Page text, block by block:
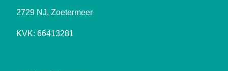
2729 NJ, Zoetermeer
KVK: 66413281